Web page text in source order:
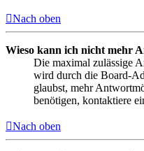
Nach oben
Wieso kann ich nicht mehr
Die maximal zulässige
wird durch die Board-
glaubst, mehr
benötigen, kontaktiere
Nach oben